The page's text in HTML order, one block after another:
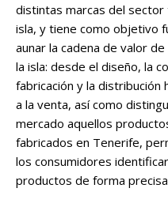
distintas marcas del sector
isla, y tiene como objetivo
aunar la cadena de valor
la isla: desde el diseño, la
fabricación y la distribución
a la venta, así como
mercado aquellos
fabricados en Tenerife,
los consumidores
productos de forma